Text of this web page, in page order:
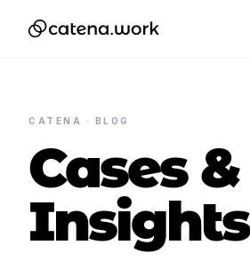
CATENA · BLOG
Cases &
Insights